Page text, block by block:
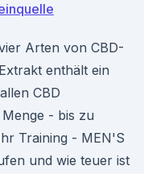
Arten von CBD-
enthält ein
CBD
- bis zu
Training - MEN'S
und wie teuer ist